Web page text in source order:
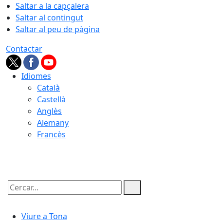
Saltar a la capçalera
Saltar al contingut
Saltar al peu de pàgina
Contactar
Idiomes
Català
Castellà
Anglès
Alemany
Francès
Cercar:
Viure a Tona